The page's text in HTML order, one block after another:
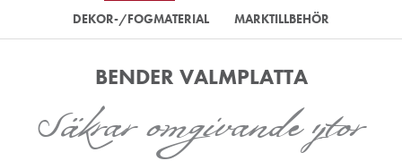
DEKOR-/FOGMATERIAL MARKTILLBEHÖR
BENDER VALMPLATTA
Säkrar omgivande ytor